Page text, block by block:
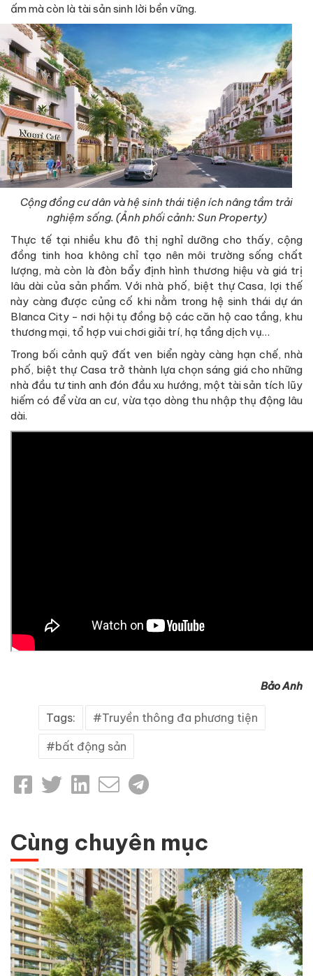
ấm mà còn là tài sản sinh lời bền vững.
Cộng đồng cư dân và hệ sinh thái tiện ích nâng tầm trải
nghiệm sống. (Ảnh phối cảnh: Sun Property)
Thực tế tại nhiều khu đô thị nghỉ dưỡng cho thấy, cộng
đồng tinh hoa không chỉ tạo nên môi trường sống chất
lượng, mà còn là đòn bẩy định hình thương hiệu và giá trị
lâu dài của sản phẩm. Với nhà phố, biệt thự Casa, lợi thế
này càng được củng cố khi nằm trong hệ sinh thái dự án
Blanca City - nơi hội tụ đồng bộ các căn hộ cao tầng, khu
thương mại, tổ hợp vui chơi giải trí, hạ tầng dịch vụ…
Trong bối cảnh quỹ đất ven biển ngày càng hạn chế, nhà
phố, biệt thự Casa trở thành lựa chọn sáng giá cho những
nhà đầu tư tinh anh đón đầu xu hướng, một tài sản tích lũy
hiếm có để vừa an cư, vừa tạo dòng thu nhập thụ động lâu
dài.
Bảo Anh
Tags: Truyền thông đa phương tiện
bất động sản
Cùng chuyên mục